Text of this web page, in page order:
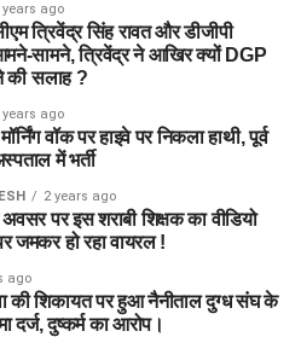
years ago
त्रिवेंद्र सिंह रावत और डीजीपी
सामने, त्रिवेंद्र ने आखिर क्यों DGP
की सलाह ?
years ago
वॉक पर हाइवे पर निकला हाथी, पूर्व
में भर्ती
2 years ago
पर इस शराबी शिक्षक का वीडियो
जमकर हो रहा वायरल !
ago
की शिकायत पर हुआ नैनीताल दुग्ध संघ के
दर्ज, दुष्कर्म का आरोप।